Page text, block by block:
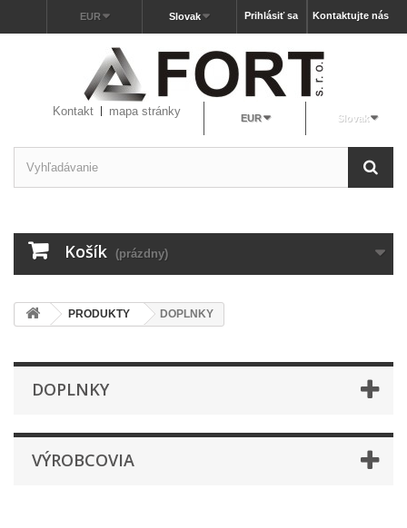
Kontaktujte nás
Prihlásiť sa
Slovak
EUR
Slovak
EUR
Kontakt mapa stránky
Košík (prázdny)
PRODUKTY DOPLNKY
DOPLNKY
VÝROBCOVIA